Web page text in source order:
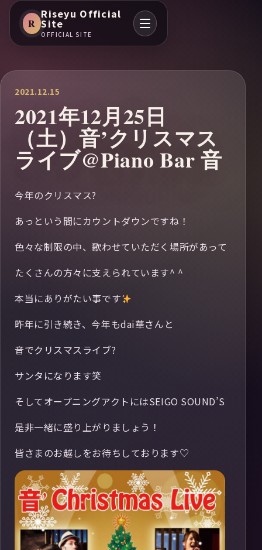
R
Riseyu Official
Site
OFFICIAL SITE
2021.12.15
2021年12月25日
（土）音’クリスマス
ライブ@Piano Bar 音
今年のクリスマス?
あっという間にカウントダウンですね！
色々な制限の中、歌わせていただく場所があって
たくさんの方々に支えられています^ ^
本当にありがたい事です
昨年に引き続き、今年もdai華さんと
音でクリスマスライブ?
サンタになります笑
そしてオープニングアクトにはSEIGO SOUND’S
是非一緒に盛り上がりましょう！
皆さまのお越しをお待ちしております♡